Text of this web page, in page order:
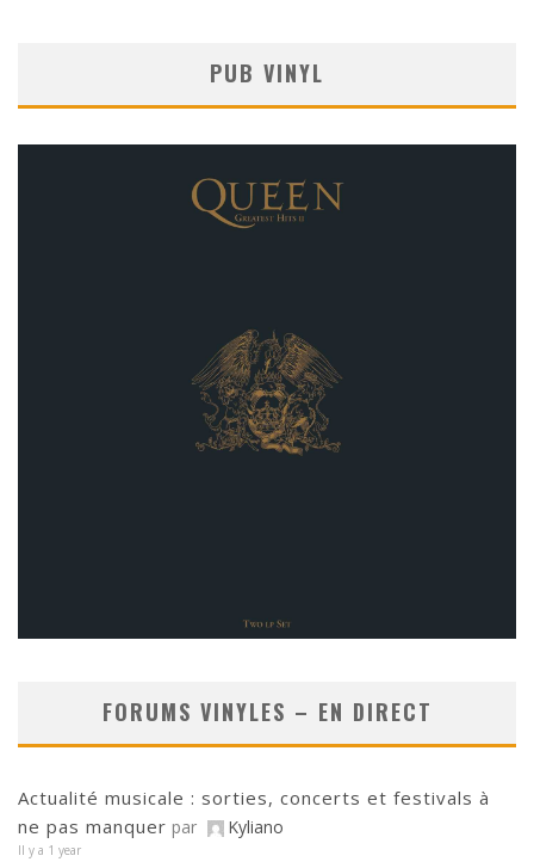
PUB VINYL
FORUMS VINYLES – EN DIRECT
Actualité musicale : sorties, concerts et festivals à
ne pas manquer par Kyliano
Il y a 1 year